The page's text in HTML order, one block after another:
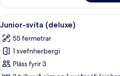
Deluxe)
svíta
aðgengi
sundlaug
((Swimout)
Skoða
allar
myndir
fyrir
Junior-
8
Junior-svíta (deluxe)
55 fermetrar
1 svefnherbergi
Pláss fyrir 3